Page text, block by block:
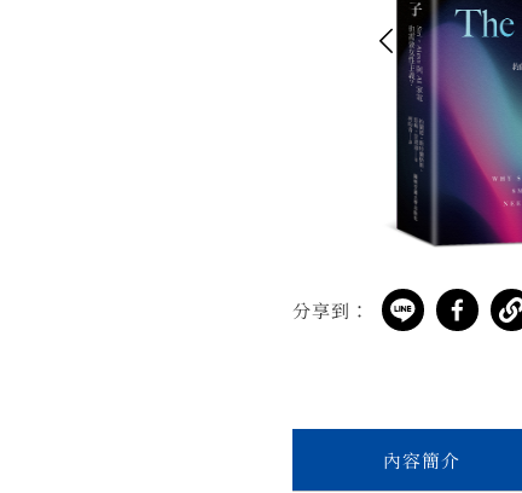
分享到：
內容簡介